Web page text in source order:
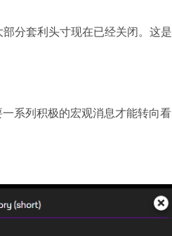
分套利头寸现在已经关闭。这是
系列积极的宏观消息才能转向看